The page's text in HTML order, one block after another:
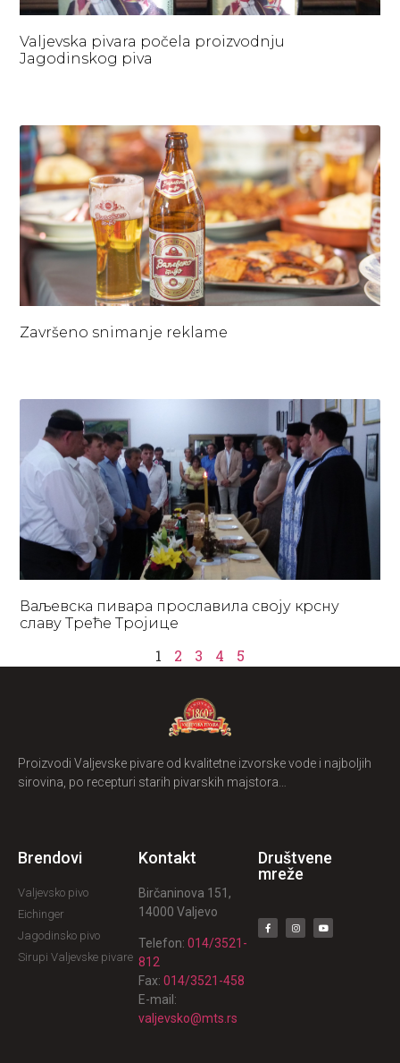
Valjevska pivara počela proizvodnju
Jagodinskog piva
Završeno snimanje reklame
Ваљевска пивара прославила своју крсну
славу Треће Тројице
1 2 3 4 5
Proizvodi Valjevske pivare od kvalitetne izvorske vode i najboljih
sirovina, po recepturi starih pivarskih majstora…
Brendovi
Valjevsko pivo
Eichinger
Jagodinsko pivo
Sirupi Valjevske pivare
Kontakt
Birčaninova 151,
14000 Valjevo
Telefon: 014/3521-
812
Fax: 014/3521-458
E-mail:
valjevsko@mts.rs
Društvene
mreže